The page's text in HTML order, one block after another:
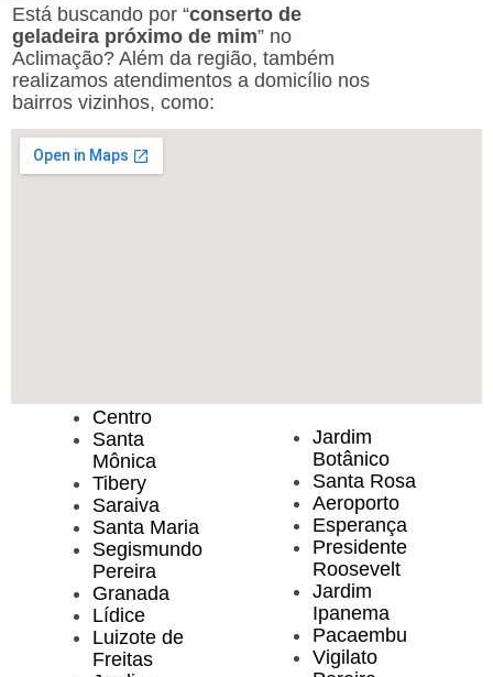
Está buscando por “conserto de
geladeira próximo de mim” no
Aclimação? Além da região, também
realizamos atendimentos a domicílio nos
bairros vizinhos, como:
Centro
Santa
Mônica
Tibery
Saraiva
Santa Maria
Segismundo
Pereira
Granada
Lídice
Luizote de
Freitas
Jardim
Botânico
Santa Rosa
Aeroporto
Esperança
Presidente
Roosevelt
Jardim
Ipanema
Pacaembu
Vigilato